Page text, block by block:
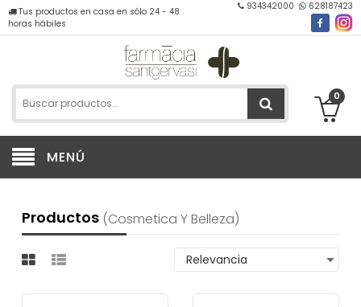
Tus productos en casa en sólo 24 - 48
horas hábiles
934342000 628187423
0
MENÚ
Productos (cosmetica Y Belleza)